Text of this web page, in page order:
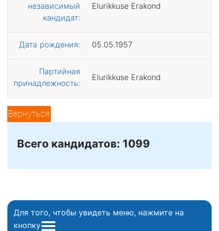
независимый
кандидат:
Elurikkuse Erakond
Дата рождения: 05.05.1957
Партийная
принадлежность:
Elurikkuse Erakond
Вернуться
Всего кандидатов: 1099
Для того, чтобы увидеть меню, нажмите на
кнопку